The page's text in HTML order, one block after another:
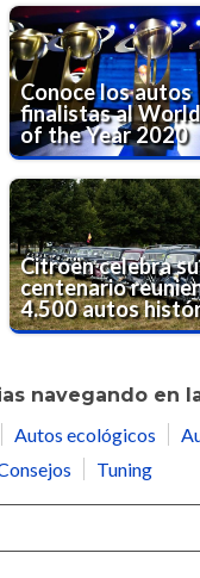
Conoce los autos
finalistas al
of the Year 2020
Citroën celebra su
centenario
4.500 autos
navegando en
Autos ecológicos
Tuning